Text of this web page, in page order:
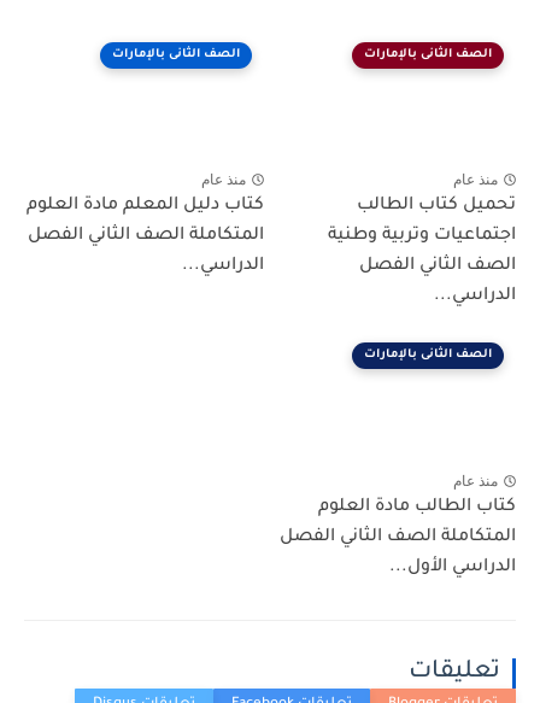
الثانى بالإمارات
كتاب الطالب
وتربية وطنية
الثاني الفصل
الصف الثانى بالإمارات
كتاب دليل المعلم مادة العلوم
المتكاملة الصف الثاني الفصل
الدراسي...
الثانى بالإمارات
مادة العلوم
الصف الثاني الفصل
الأول...